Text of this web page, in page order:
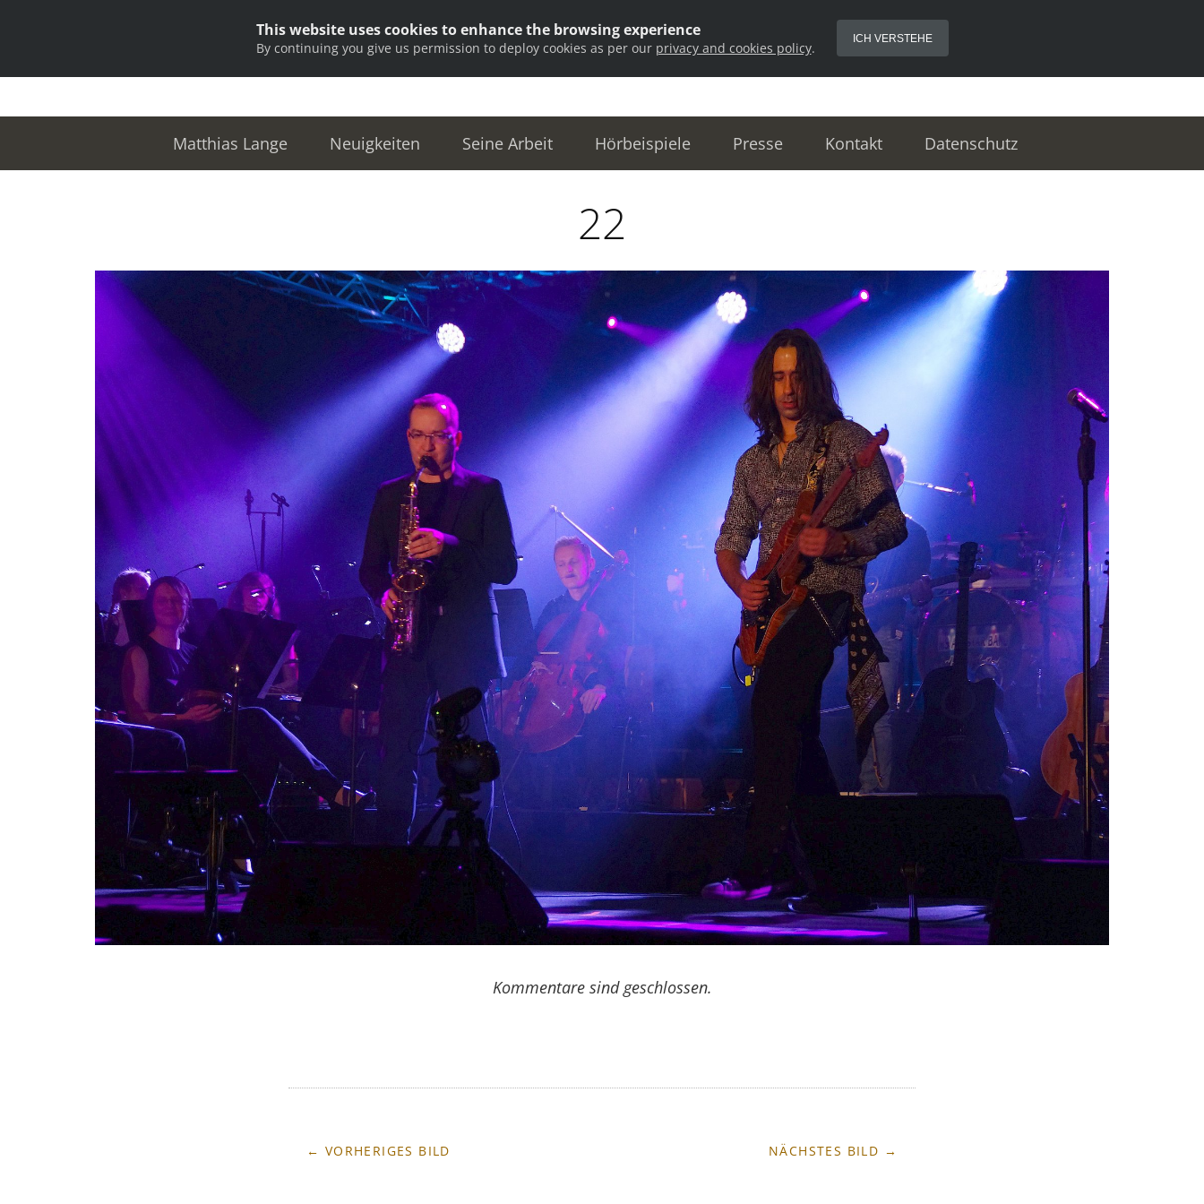
Matthias Lange Neuigkeiten Seine Arbeit Hörbeispiele Presse Kontakt Datenschutz
22
Kommentare sind geschlossen.
← VORHERIGES BILD NÄCHSTES BILD →
This website uses cookies to enhance the browsing experience
By continuing you give us permission to deploy cookies as per our privacy and cookies policy.
ICH VERSTEHE